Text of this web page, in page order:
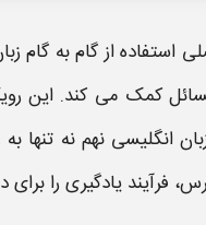
استفاده ازگام به گام
کمک می کند. این
انگلیسی ​نهم نه تنها
فرآیند یادگیری را